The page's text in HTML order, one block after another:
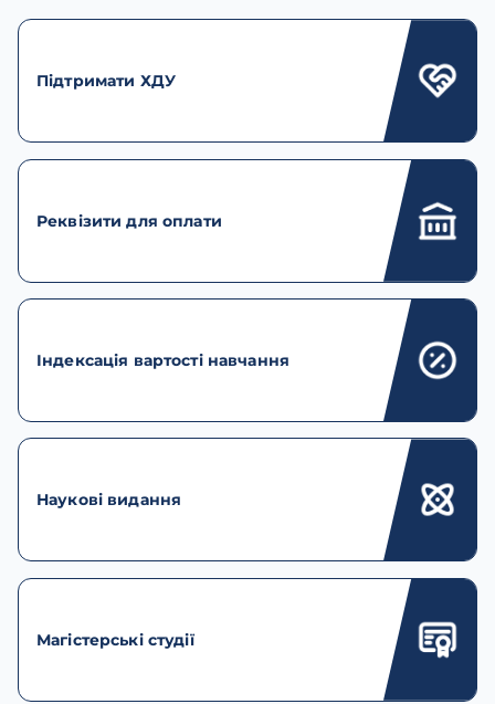
Підтримати ХДУ
Реквізити для оплати
Індексація вартості навчання
Наукові видання
Магістерські студії